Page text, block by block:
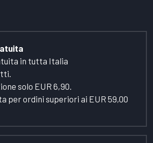
in tutta Italia
solo EUR 6,90.
per ordini superiori ai EUR 59,00